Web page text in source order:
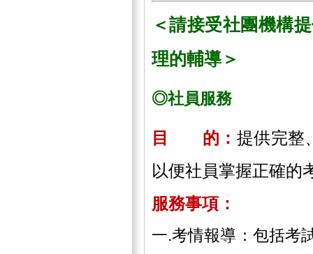
＜請接受社團機構
理的輔導＞
◎社員服務
目 的： 提供完整
以便社員掌握正確的
服務事項：
一.考情報導：包括考